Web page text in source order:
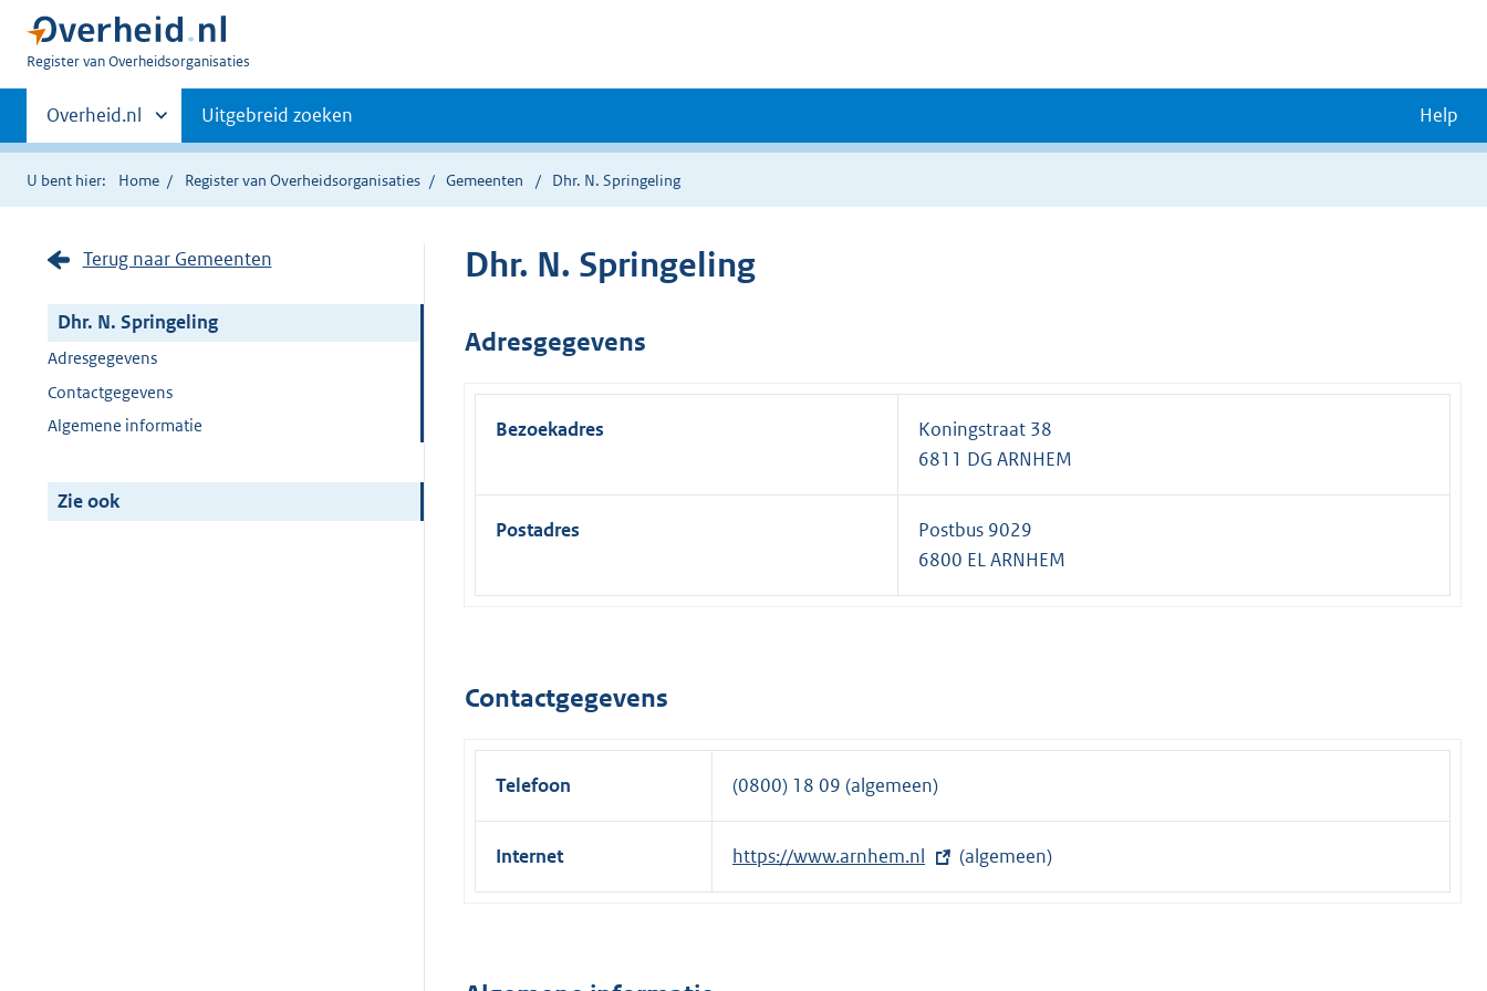
U
Register van Overheidsorganisaties
Primaire
navigatie
Andere
sites
binnen
Overheid.nl Uitgebreid zoeken Help
U bent hier: Home Register van Overheidsorganisaties Gemeenten Dhr. N. Springeling
Terug naar Gemeenten
Dhr. N. Springeling
Adresgegevens
Contactgegevens
Algemene informatie
Zie ook
Dhr. N. Springeling
Adresgegevens
Bezoekadres
Koningstraat 38
6811 DG ARNHEM
Postadres
Postbus 9029
6800 EL ARNHEM
Contactgegevens
Telefoon (0800) 18 09 (algemeen)
Internet
E
x
https://www.arnhem.nl (algemeen)